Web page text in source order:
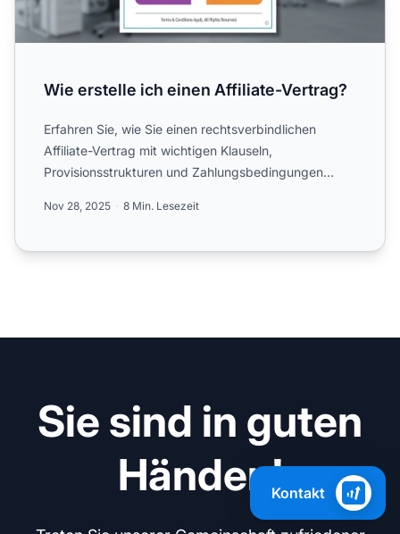
Wie erstelle ich einen Affiliate-Vertrag?
Erfahren Sie, wie Sie einen rechtsverbindlichen
Affiliate-Vertrag mit wichtigen Klauseln,
Provisionsstrukturen und Zahlungsbedingungen
Nov 28, 2025 8 Min. Lesezeit
Sie sind in guten
Händen!Kontakt